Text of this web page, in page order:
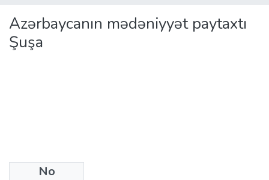
Azərbaycanın mədəniyyət paytaxtı
Şuşa
No